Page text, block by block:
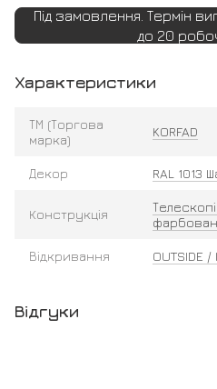
Під замовлення. Термін
до 20
Характеристики
ТМ (Торгова
марка)
KORFAD
Декор RAL 1013
Конструкція
Відкривання OUTSIDE /
Відгуки